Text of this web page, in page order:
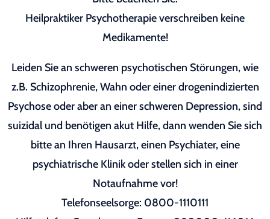
Heilpraktiker Psychotherapie verschreiben keine
Medikamente!
Leiden Sie an schweren psychotischen Störungen, wie
z.B. Schizophrenie, Wahn oder einer drogenindizierten
Psychose oder aber an einer schweren Depression, sind
suizidal und benötigen akut Hilfe, dann wenden Sie sich
bitte an Ihren Hausarzt, einen Psychiater, eine
psychiatrische Klinik oder stellen sich in einer
Notaufnahme vor!
Telefonseelsorge: 0800-1110111